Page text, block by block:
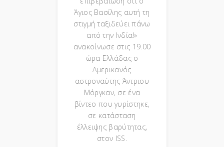
Άγιος Βασίλης αυτή τη
στιγμή ταξιδεύει πάνω
από την Ινδία!»
ανακοίνωσε στις 19.00
ώρα Ελλάδας ο
Αμερικανός
αστροναύτης Άντριου
Μόργκαν, σε ένα
βίντεο που γυρίστηκε,
σε κατάσταση
έλλειψης βαρύτητας,
στον ISS.